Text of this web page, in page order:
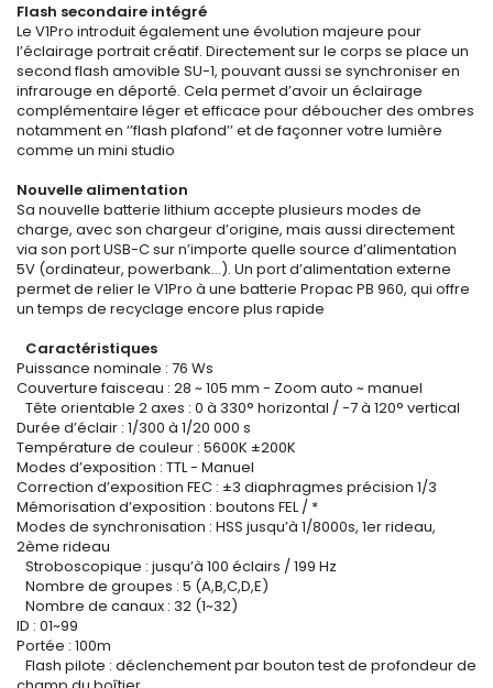
Flash secondaire intégré
Le V1Pro introduit également une évolution majeure pour
l’éclairage portrait créatif. Directement sur le corps se place un
second flash amovible SU-1, pouvant aussi se synchroniser en
infrarouge en déporté. Cela permet d’avoir un éclairage
complémentaire léger et efficace pour déboucher des ombres
notamment en ‘’flash plafond’’ et de façonner votre lumière
comme un mini studio
Nouvelle alimentation
Sa nouvelle batterie lithium accepte plusieurs modes de
charge, avec son chargeur d’origine, mais aussi directement
via son port USB-C sur n’importe quelle source d’alimentation
5V (ordinateur, powerbank…). Un port d’alimentation externe
permet de relier le V1Pro à une batterie Propac PB 960, qui offre
un temps de recyclage encore plus rapide
Caractéristiques
Puissance nominale : 76 Ws
Couverture faisceau : 28 ~ 105 mm - Zoom auto ~ manuel
Tête orientable 2 axes : 0 à 330° horizontal / -7 à 120° vertical
Durée d’éclair : 1/300 à 1/20 000 s
Température de couleur : 5600K ±200K
Modes d’exposition : TTL - Manuel
Correction d’exposition FEC : ±3 diaphragmes précision 1/3
Mémorisation d’exposition : boutons FEL / *
Modes de synchronisation : HSS jusqu’à 1/8000s, 1er rideau,
2ème rideau
Stroboscopique : jusqu’à 100 éclairs / 199 Hz
Nombre de groupes : 5 (A,B,C,D,E)
Nombre de canaux : 32 (1~32)
ID : 01~99
Portée : 100m
Flash pilote : déclenchement par bouton test de profondeur de